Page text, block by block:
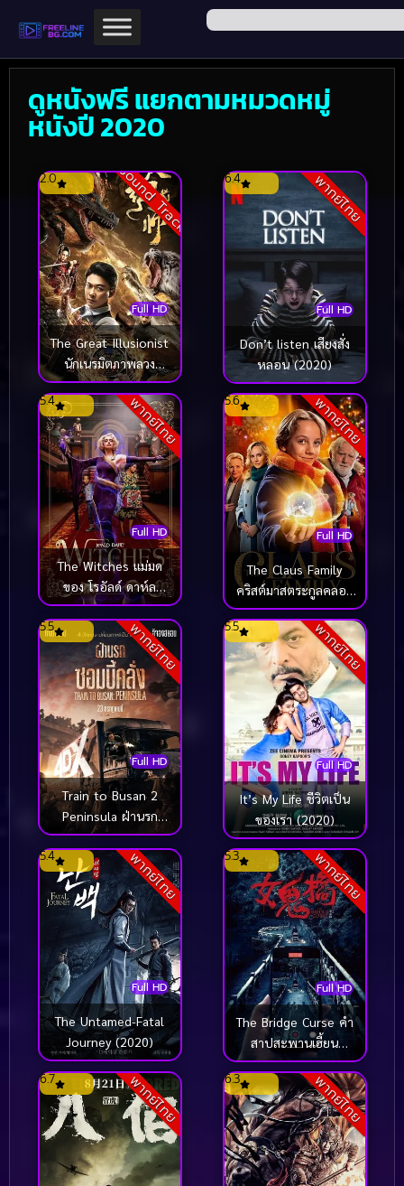
ดูหนังฟรี แยกตามหมวดหมู่
หนังปี 2020
Sound Track
Full HD
2.0
The Great Illusionist
นักเนรมิตภาพลวง
(2020)
พากย์ไทย
Full HD
6.4
Don’t listen เสียงสั่ง
หลอน (2020)
พากย์ไทย
Full HD
5.4
The Witches แม่มด
ของ โรอัลด์ ดาห์ล
(2020)
พากย์ไทย
Full HD
5.6
The Claus Family
คริสต์มาสตระกูลคลอส
(2020)
พากย์ไทย
Full HD
5.5
Train to Busan 2
Peninsula ฝ่านรก
ซอมบี้คลั่ง 2 (2020)
พากย์ไทย
Full HD
5.5
It’s My Life ชีวิตเป็น
ของเรา (2020)
พากย์ไทย
Full HD
5.4
The Untamed-Fatal
Journey (2020)
พากย์ไทย
Full HD
5.3
The Bridge Curse คำ
สาปสะพานเฮี้ยน
(2020)
พากย์ไทย
6.7 พากย์ไทย
6.3